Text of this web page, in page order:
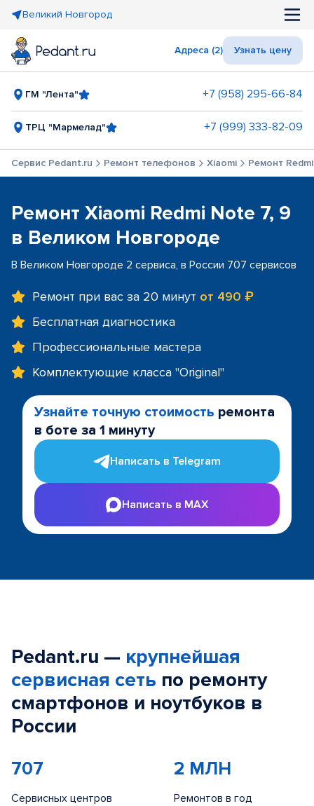
Великий Новгород
Адреса (2) Узнать цену
ГМ "Лента" +7 (958) 295-66-84
ТРЦ "Мармелад" +7 (999) 333-82-09
Сервис Pedant.ru Ремонт телефонов Xiaomi Ремонт
Ремонт Xiaomi Redmi Note 7, 9
в Великом Новгороде
В Великом Новгороде 2 сервиса, в России 707 сервисов
Ремонт при вас за 20 минут от 490 ₽
Бесплатная диагностика
Профессиональные мастера
Комплектующие класса "Original"
Узнайте точную стоимость ремонта
в боте за 1 минуту
Написать в Telegram
Написать в MAX
Pedant.ru — крупнейшая
сервисная сеть по ремонту
смартфонов и ноутбуков в
России
707
Сервисных центров
2 МЛН
Ремонтов в год